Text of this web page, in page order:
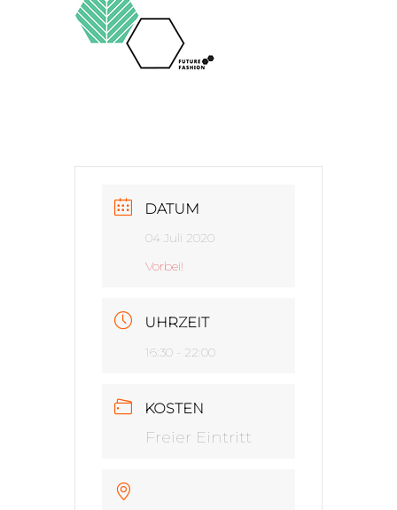
DATUM
04 Juli 2020
Vorbei!
UHRZEIT
16:30 - 22:00
KOSTEN
Freier Eintritt